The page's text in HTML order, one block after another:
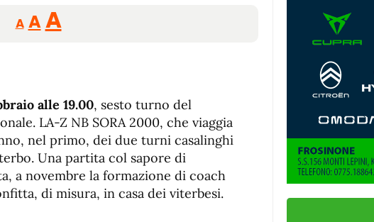
A
Reducir
tamaño
A Restablecer
tamaño
AAumentar
fuente.
alle 19.00, sesto turno del
LA-Z NB SORA 2000, che viaggia
nel primo, dei due turni casalinghi
Una partita col sapore di
a novembre la formazione di coach
di misura, in casa dei viterbesi.